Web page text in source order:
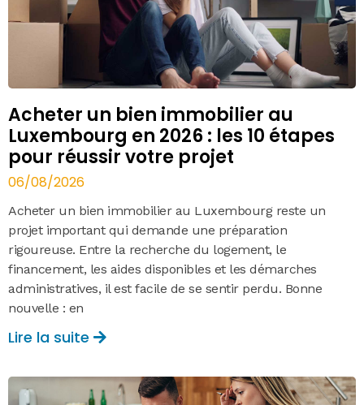
Acheter un bien immobilier au
Luxembourg en 2026 : les 10 étapes
pour réussir votre projet
06/08/2026
Acheter un bien immobilier au Luxembourg reste un
projet important qui demande une préparation
rigoureuse. Entre la recherche du logement, le
financement, les aides disponibles et les démarches
administratives, il est facile de se sentir perdu. Bonne
nouvelle : en
Lire la suite